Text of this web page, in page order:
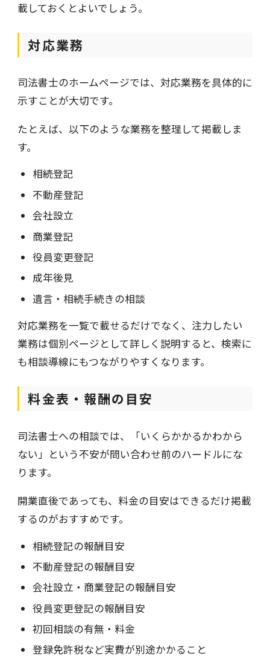
載しておくとよいでしょう。
対応業務
司法書士のホームページでは、対応業務を具体的に
示すことが大切です。
たとえば、以下のような業務を整理して掲載しま
す。
相続登記
不動産登記
会社設立
商業登記
役員変更登記
成年後見
遺言・相続手続きの相談
対応業務を一覧で載せるだけでなく、注力したい
業務は個別ページとして詳しく説明すると、検索に
も相談導線にもつながりやすくなります。
料金表・報酬の目安
司法書士への相談では、「いくらかかるかわから
ない」という不安が問い合わせ前のハードルにな
ります。
開業直後であっても、料金の目安はできるだけ掲載
するのがおすすめです。
相続登記の報酬目安
不動産登記の報酬目安
会社設立・商業登記の報酬目安
役員変更登記の報酬目安
初回相談の有無・料金
登録免許税など実費が別途かかること